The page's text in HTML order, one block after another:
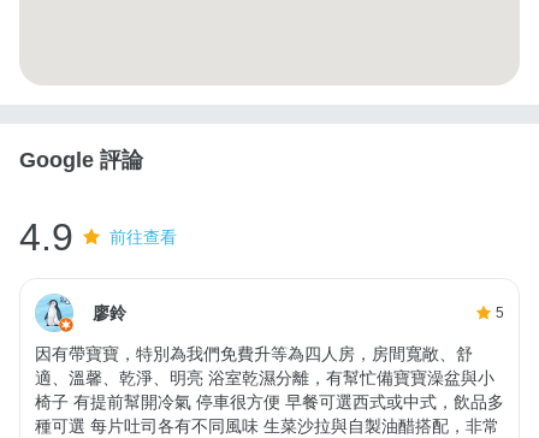
Google 評論
4.9 前往查看
廖鈴 5
因有帶寶寶，特別為我們免費升等為四人房，房間寬敞、舒
適、溫馨、乾淨、明亮 浴室乾濕分離，有幫忙備寶寶澡盆與小
椅子 有提前幫開冷氣 停車很方便 早餐可選西式或中式，飲品多
種可選 每片吐司各有不同風味 生菜沙拉與自製油醋搭配，非常